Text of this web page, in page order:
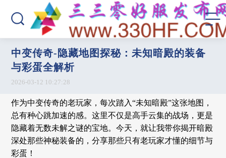
中变传奇-隐藏地图探秘：未知暗殿的装备
与彩蛋全解析
2026-03-12 10:27:28
作为中变传奇的老玩家，每次踏入“未知暗殿”这张地图，
总有种心跳加速的感。这里不仅是高手云集的战场，更是
隐藏着无数未解之谜的宝地。今天，就让我带你揭开暗殿
深处那些神秘装备的，分享那些只有老玩家才懂的细节与
彩蛋！